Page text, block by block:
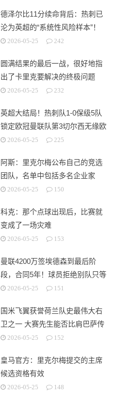
德泽尔比11分续命背后：热刺已
沦为英超的“系统性风险样本”！
2026-05-25 242
圆满结果的最后一战，很好地指
出了卡里克要解决的终极问题
2026-05-25 232
英超大结局！热刺队1-0保级5队
锁定欧冠曼联队第3切尔西无缘欧
战2026-05-25 225
阿斯：里克尔梅公布自己的竞选
团队，名单中包括多名企业家
2026-05-25 150
科克：那个点球出现后，比赛就
变成了一场灾难
2026-05-25 153
曼联4200万签埃德森到最后阶
段，合同5年！球员拒绝别队只等
红魔
2026-05-25 151
国米飞翼获誉荷兰队史最伟大右
卫之一 大赛先生能否比肩巴萨传
奇2026-05-25 152
皇马官方：里克尔梅提交的主席
候选资格有效
2026-05-25 148